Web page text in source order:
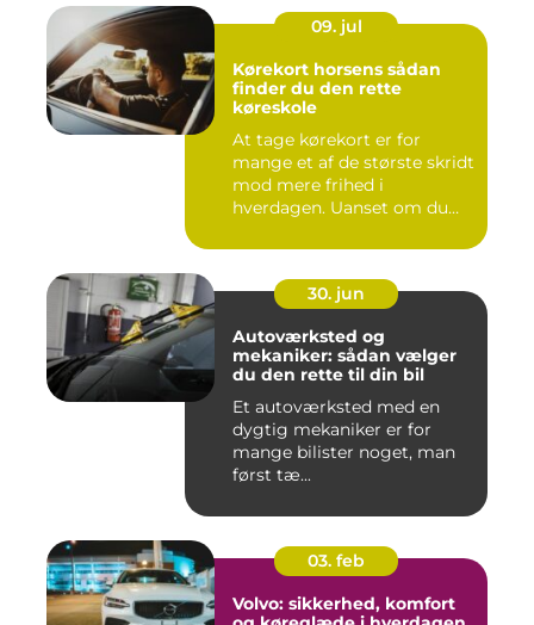
09. jul
Kørekort horsens sådan
finder du den rette
køreskole
At tage kørekort er for
mange et af de største skridt
mod mere frihed i
hverdagen. Uanset om du
30. jun
Autoværksted og
mekaniker: sådan vælger
du den rette til din bil
Et autoværksted med en
dygtig mekaniker er for
mange bilister noget, man
først tæ...
03. feb
Volvo: sikkerhed, komfort